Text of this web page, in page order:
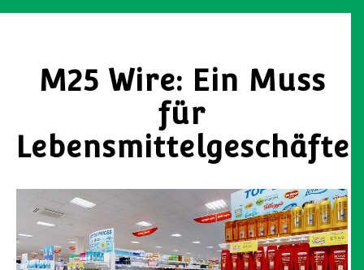
M25 Wire: Ein Muss
für
Lebensmittelgeschäfte